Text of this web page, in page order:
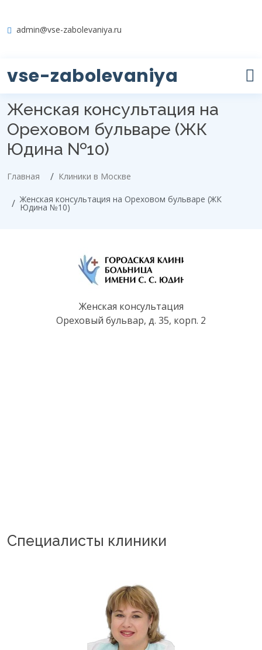
admin@vse-zabolevaniya.ru
vse-zabolevaniya
Женская консультация на
Ореховом бульваре (ЖК
Юдина №10)
Главная Клиники в Москве
Женская консультация на Ореховом бульваре (ЖК
Юдина №10)
Женская консультация
Ореховый бульвар, д. 35, корп. 2
Специалисты клиники